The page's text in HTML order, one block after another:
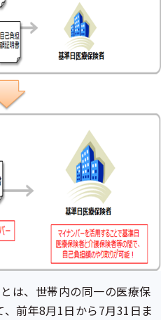
は、世帯内の同一の医療保
前年8月1日から7月31日ま